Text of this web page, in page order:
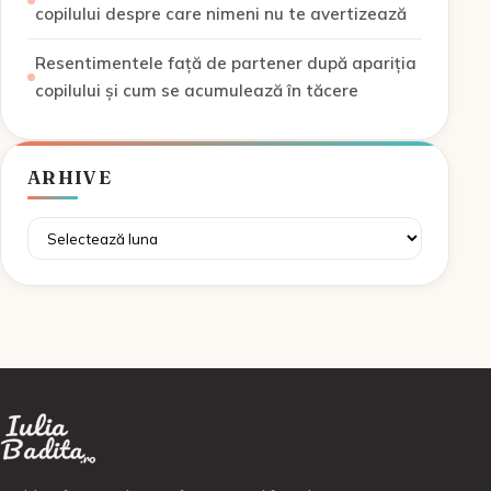
copilului despre care nimeni nu te avertizează
Resentimentele față de partener după apariția
copilului și cum se acumulează în tăcere
ARHIVE
Arhive